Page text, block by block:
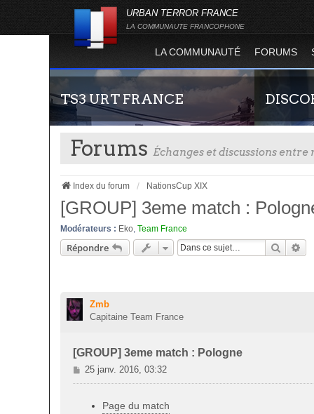
URBAN TERROR FRANCE
LA COMMUNAUTE FRANCOPHONE
LA COMMUNAUTÉ FORUMS
TS3 URT FRANCE
Envie de parler avec les autres membres de la
communauté ? Alors venez vous connecter,
Rejoignez-
France !
Forums Échanges et discussions
Index du forum NationsCup XIX
[GROUP] 3eme match :
Modérateurs : Eko, Team France
Répondre
Zmb
Capitaine Team France
[GROUP] 3eme match : Pologne
M
e
25 janv. 2016, 03:32
Page du match